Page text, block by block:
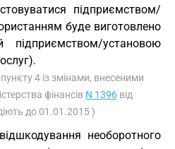
підприємством/
буде виготовлено
підприємством/установою
4 із змінами, внесеними
фінансів N 1396від
до 01.01.2015 )
необоротного